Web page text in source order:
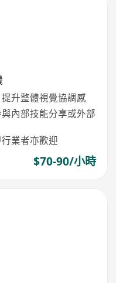
升整體視覺協調感
內部技能分享或外部
業者亦歡迎
$70-90/小時